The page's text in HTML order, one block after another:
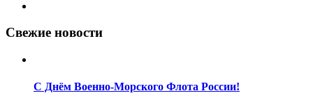
Свежие новости
С Днём Военно-Морского Флота России!